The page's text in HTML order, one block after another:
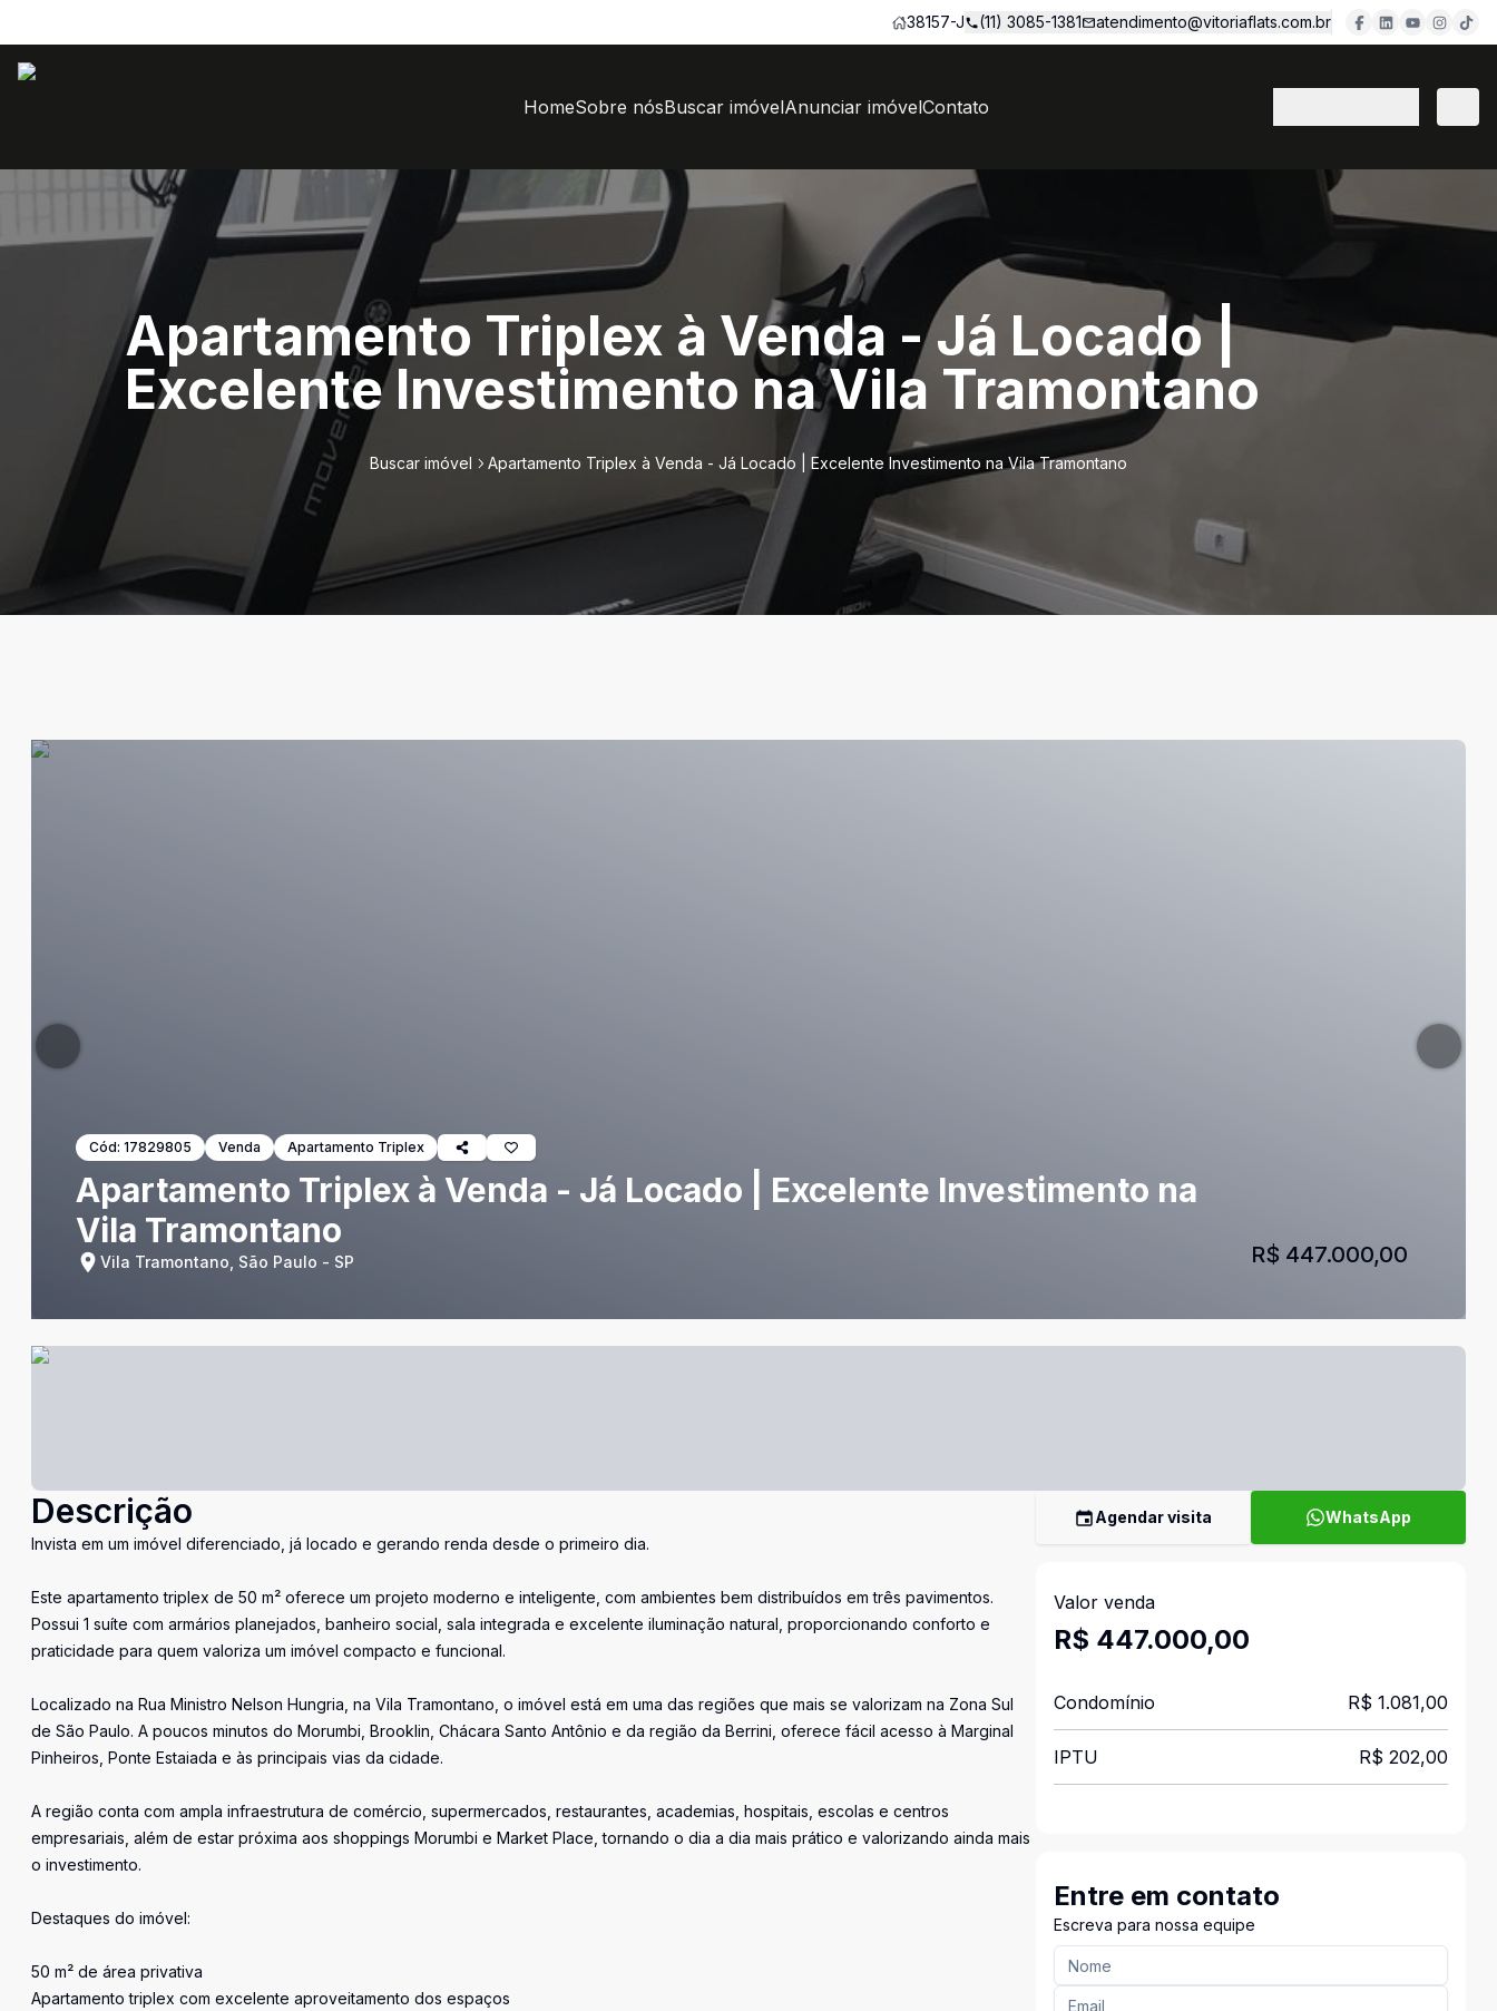
38157-J (11) 3085-1381 atendimento@vitoriaflats.com.br
HomeSobre nósBuscar imóvelAnunciar imóvelContato
Apartamento Triplex à Venda - Já Locado |
Excelente Investimento na Vila Tramontano
Buscar imóvel Apartamento Triplex à Venda - Já Locado | Excelente Investimento na Vila Tramontano
Cód: 17829805 Venda Apartamento Triplex
Apartamento Triplex à Venda - Já Locado | Excelente Investimento na
Vila Tramontano
Vila Tramontano, São Paulo - SP R$ 447.000,00
Descrição
Invista em um imóvel diferenciado, já locado e gerando renda desde o primeiro dia.
Este apartamento triplex de 50 m² oferece um projeto moderno e inteligente, com ambientes bem distribuídos em três pavimentos.
Possui 1 suíte com armários planejados, banheiro social, sala integrada e excelente iluminação natural, proporcionando conforto e
praticidade para quem valoriza um imóvel compacto e funcional.
Localizado na Rua Ministro Nelson Hungria, na Vila Tramontano, o imóvel está em uma das regiões que mais se valorizam na Zona Sul
de São Paulo. A poucos minutos do Morumbi, Brooklin, Chácara Santo Antônio e da região da Berrini, oferece fácil acesso à Marginal
Pinheiros, Ponte Estaiada e às principais vias da cidade.
A região conta com ampla infraestrutura de comércio, supermercados, restaurantes, academias, hospitais, escolas e centros
empresariais, além de estar próxima aos shoppings Morumbi e Market Place, tornando o dia a dia mais prático e valorizando ainda mais
o investimento.
Destaques do imóvel:
50 m² de área privativa
Apartamento triplex com excelente aproveitamento dos espaços
Agendar visita WhatsApp
Valor venda
R$ 447.000,00
Condomínio R$ 1.081,00
IPTU R$ 202,00
Entre em contato
Escreva para nossa equipe